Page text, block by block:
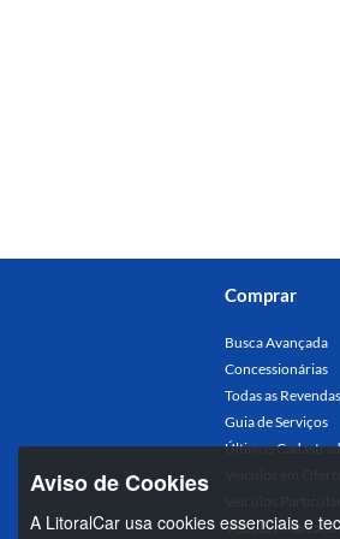
Comprar
Busca Avançada
Concessionárias
Todas as Revendas
Guia de Serviços
Últimos
Veículos
Aviso de Cookies
A LitoralCar usa cookies essenciais e